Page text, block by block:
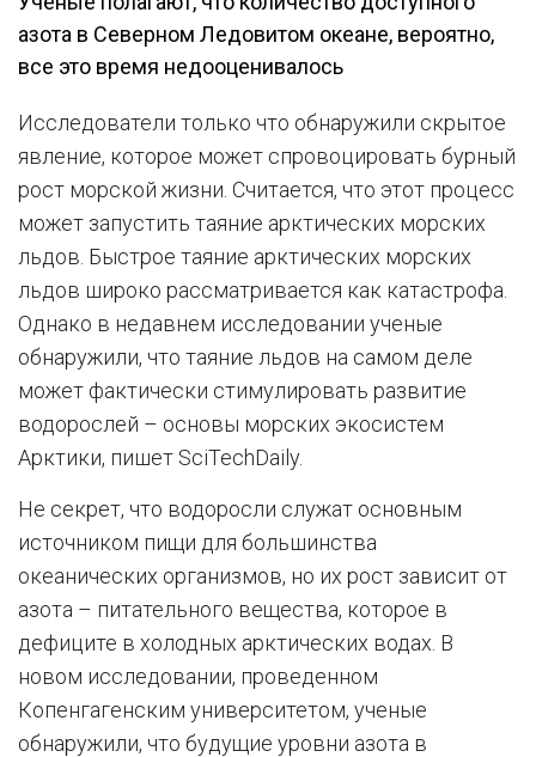
азота в Северном Ледовитом океане, вероятно,
все это время недооценивалось
Исследователи только что обнаружили скрытое
явление, которое может спровоцировать бурный
рост морской жизни. Считается, что этот процесс
может запустить таяние арктических морских
льдов. Быстрое таяние арктических морских
льдов широко рассматривается как катастрофа.
Однако в недавнем исследовании ученые
обнаружили, что таяние льдов на самом деле
может фактически стимулировать развитие
водорослей – основы морских экосистем
Арктики, пишет SciTechDaily.
Не секрет, что водоросли служат основным
источником пищи для большинства
океанических организмов, но их рост зависит от
азота – питательного вещества, которое в
дефиците в холодных арктических водах. В
новом исследовании, проведенном
Копенгагенским университетом, ученые
обнаружили, что будущие уровни азота в